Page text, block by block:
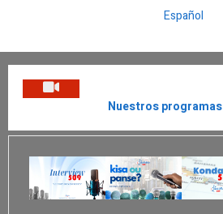
Español
Nuestros programas